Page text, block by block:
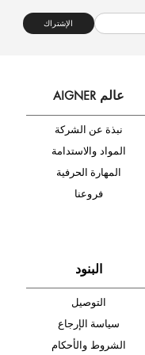
متجر موثوق
الإشتراك